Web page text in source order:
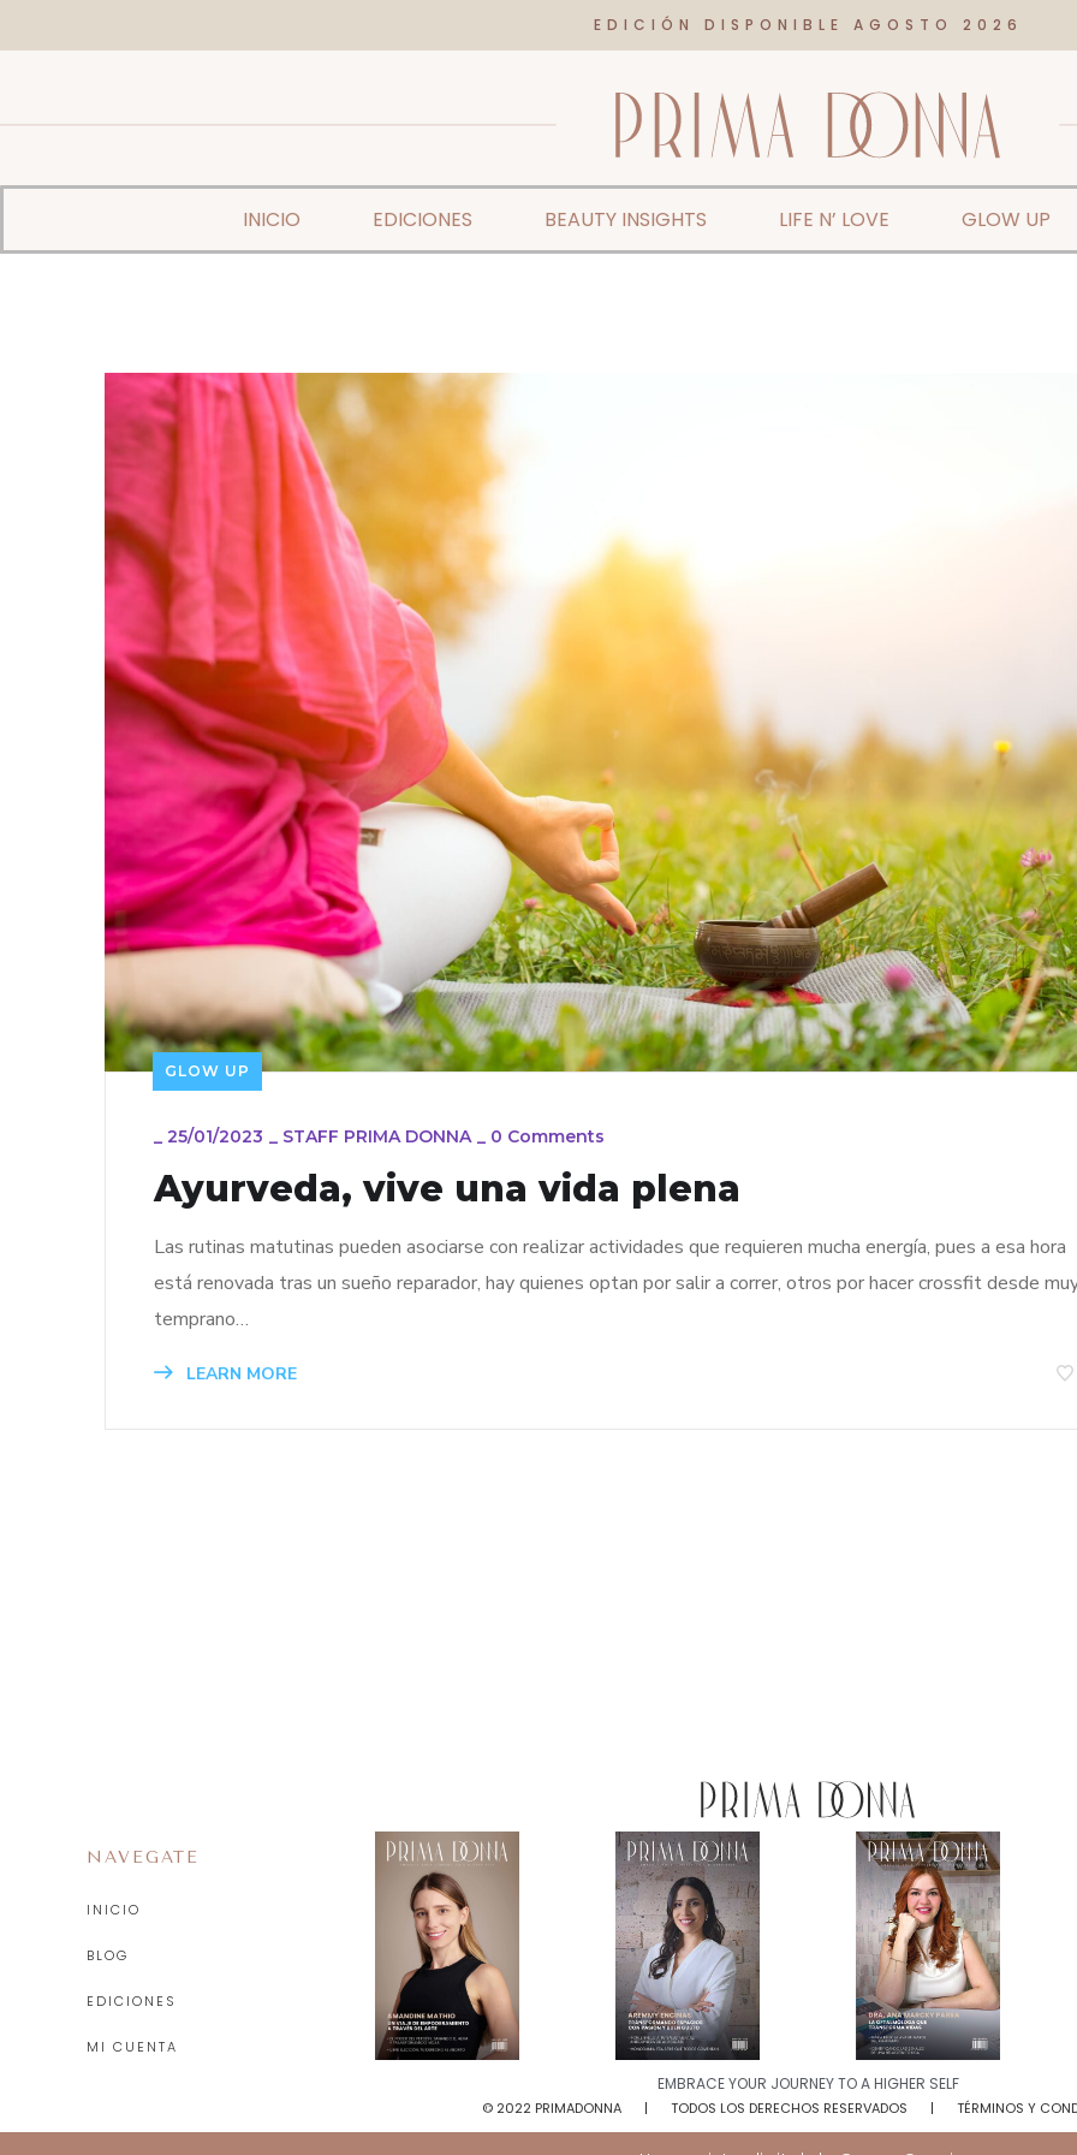
EDICIÓN DISPONIBLE AGOSTO 2026
INICIO EDICIONES BEAUTY INSIGHTS LIFE N’ LOVE GLOW UP
GLOW UP
25/01/2023 STAFF PRIMA DONNA 0 Comments
Ayurveda, vive una vida plena
Las rutinas matutinas pueden asociarse con realizar actividades que requieren mucha energía, pues a esa hora
está renovada tras un sueño reparador, hay quienes optan por salir a correr, otros por hacer crossfit desde
temprano…
LEARN MORE
NAVEGATE
INICIO
BLOG
EDICIONES
MI CUENTA
EMBRACE YOUR JOURNEY TO A HIGHER SELF​
© 2022 PRIMADONNA TODOS LOS DERECHOS RESERVADOS TÉRMINOS Y